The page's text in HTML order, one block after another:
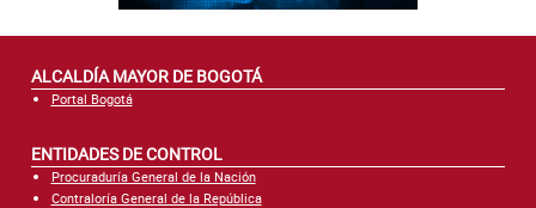
ALCALDÍA MAYOR DE BOGOTÁ
Portal Bogotá
ENTIDADES DE CONTROL
Procuraduría General de la Nación
Contraloría General de la República